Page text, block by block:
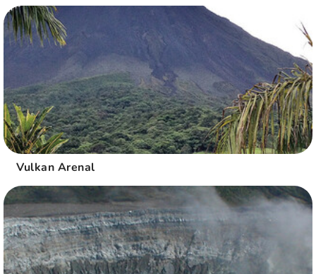
Vulkan Arenal